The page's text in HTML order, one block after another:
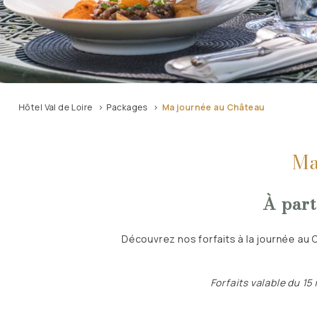
Hôtel Val de Loire Packages Ma journée au Château
À
Découvrez nos forfaits à la journée au
Forfaits valable du